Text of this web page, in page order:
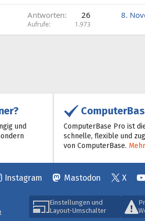
Antworten 26
Aufrufe 1.973
8.
und
ComputerBase Pro ist
schnelle, flexible und
von ComputerBase.
Instagram Mastodon X
Einstellungen und
Layout-Umschalter